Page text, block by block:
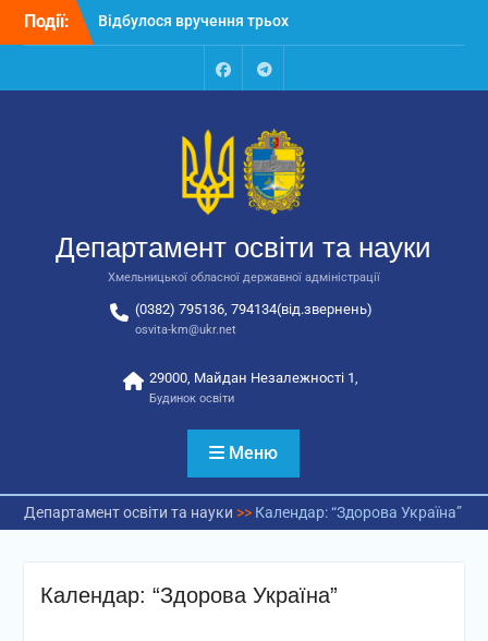
Перейти
Події:
Відбулося вручення трьох
автобусів для потреб
Відбулося засідання
освіти та науки обласної
державної адміністрації
Відбулась обласна
національно-патріотичне
виховання
FacebookTalegram
Департамент освіти та науки
Хмельницької обласної державної адміністрації
(0382) 795136, 794134(від.звернень)
osvita-km@ukr.net
29000, Майдан Незалежності 1,
Будинок освіти
Меню
Департамент освіти та науки >> Календар: “Здорова Україна”
Календар: “Здорова Україна”